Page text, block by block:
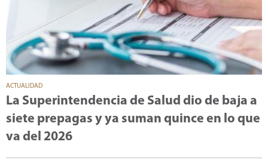
ACTUALIDAD
La Superintendencia de Salud dio de baja a
siete prepagas y ya suman quince en lo que
va del 2026